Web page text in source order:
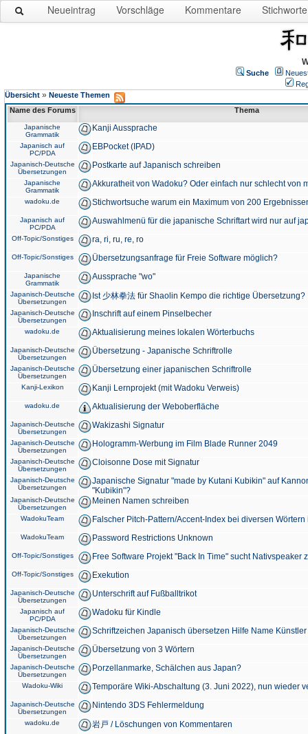
Neueintrag Vorschläge Kommentare Stichworte
Suche
Übersicht » Neueste Themen
Name des Forums
Thema
Japanische
Grammatik
Kanji Aussprache
Japanisch auf
PC/PDA
EBPocket (IPAD)
Japanisch-Deutsche
Übersetzungen
Postkarte auf Japanisch schreiben
Japanische
Grammatik
Akkuratheit von Wadoku? Oder einfach nur schlecht von
wadoku.de Stichwortsuche warum ein Maximum von 200
Japanisch auf
PC/PDA
Auswahlmenü für die japanische Schriftart wird nur auf
Off-Topic/Sonstiges ra, ri, ru, re, ro
Off-Topic/Sonstiges Übersetzungsanfrage für Freie Software möglich?
Japanische
Grammatik
Aussprache "wo"
Japanisch-Deutsche
Übersetzungen
Ist 少林拳法 für Shaolin Kempo die richtige Übersetzung?
Japanisch-Deutsche
Übersetzungen
Inschrift auf einem Pinselbecher
wadoku.de Aktualisierung meines lokalen Wörterbuchs
Japanisch-Deutsche
Übersetzungen
Übersetzung - Japanische Schriftrolle
Japanisch-Deutsche
Übersetzungen
Übersetzung einer japanischen Schriftrolle
Kanji-Lexikon Kanji Lernprojekt (mit Wadoku Verweis)
wadoku.de Aktualisierung der Weboberfläche
Japanisch-Deutsche
Übersetzungen
Wakizashi Signatur
Japanisch-Deutsche
Übersetzungen
Hologramm-Werbung im Film Blade Runner 2049
Japanisch-Deutsche
Übersetzungen
Cloisonne Dose mit Signatur
Japanisch-Deutsche
Übersetzungen
Japanische Signatur "made by Kutani Kubikin" auf
"Kubikin"?
Japanisch-Deutsche
Übersetzungen
Meinen Namen schreiben
WadokuTeam Falscher Pitch-Pattern/Accent-Index bei diversen
WadokuTeam Password Restrictions Unknown
Off-Topic/Sonstiges Free Software Projekt "Back In Time" sucht Nativspeaker
Off-Topic/Sonstiges Exekution
Japanisch-Deutsche
Übersetzungen
Unterschrift auf Fußballtrikot
Japanisch auf
PC/PDA
Wadoku für Kindle
Japanisch-Deutsche
Übersetzungen
Schriftzeichen Japanisch übersetzen Hilfe Name
Japanisch-Deutsche
Übersetzungen
Übersetzung von 3 Wörtern
Japanisch-Deutsche
Übersetzungen
Porzellanmarke, Schälchen aus Japan?
Wadoku-Wiki Temporäre Wiki-Abschaltung (3. Juni 2022), nun wieder
Japanisch-Deutsche
Übersetzungen
Nintendo 3DS Fehlermeldung
wadoku.de 岩戸 / Löschungen von Kommentaren